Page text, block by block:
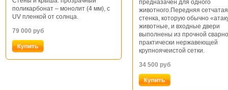
поликарбонат – монолит (4 мм), с
UV пленкой от солнца.
79 000 руб
предназачен для одного
животного.Передняя сетчатая
стенка, которую обычно
животные, и входные двери
выполнены из прочной
практически нержавеющей
крупноячеистой сетки.
34 500 руб